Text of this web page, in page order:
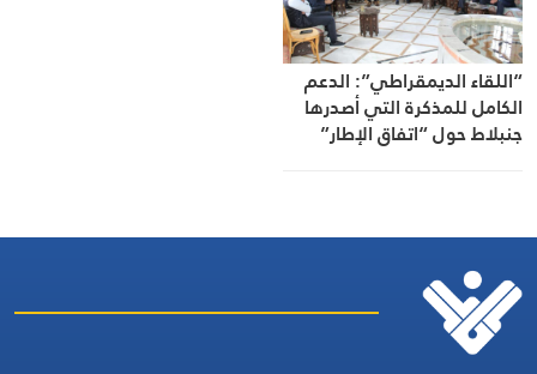
“اللقاء الديمقراطي”: الدعم
الكامل للمذكرة التي أصدرها
جنبلاط حول “اتفاق الإطار”